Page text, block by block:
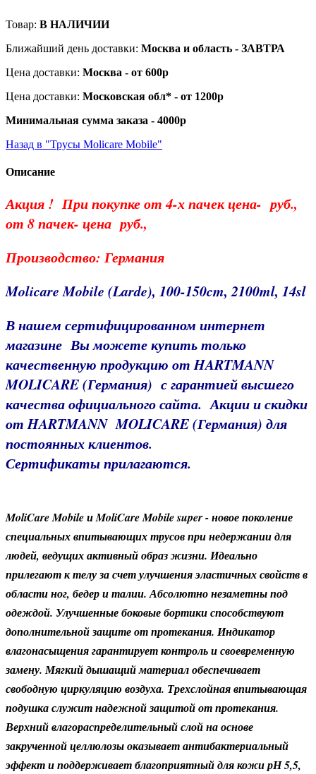
Товар: В НАЛИЧИИ
Ближайший день доставки: Москва и область - ЗАВТРА
Цена доставки: Москва - от 600р
Цена доставки: Московская обл* - от 1200р
Минимальная сумма заказа - 4000р
Назад в "Трусы Molicare Mobile"
Описание
Акция ! При покупке от 4-х пачек цена- руб.,
от 8 пачек- цена руб.,
Производство: Германия
Molicare Mobile (Larde), 100-150cm, 2100ml, 14sl
В нашем сертифицированном интернет
магазине Вы можете купить только
качественную продукцию от HARTMANN
MOLICARE (Германия) с гарантией высшего
качестваофициальногосайта. Акции и скидки
от HARTMANN MOLICARE (Германия) для
постоянных клиентов.
Сертификаты прилагаются.
MoliCare Mobile и MoliCare Mobile super- новое поколение
специальных впитывающих трусов при недержании для
людей, ведущих активный образ жизни. Идеально
прилегают к телу за счет улучшения эластичных свойств в
области ног, бедер и талии. Абсолютно незаметны под
одеждой. Улучшенные боковые бортики способствуют
дополнительной защите от протекания. Индикатор
влагонасыщения гарантирует контроль и своевременную
замену. Мягкий дышащий материал обеспечивает
свободную циркуляцию воздуха. Трехслойная впитывающая
подушка служит надежной защитой от протекания.
Верхний влагораспределительный слой на основе
закрученной целлюлозы оказывает антибактериальный
эффект и поддерживает благоприятный для кожирН 5,5,